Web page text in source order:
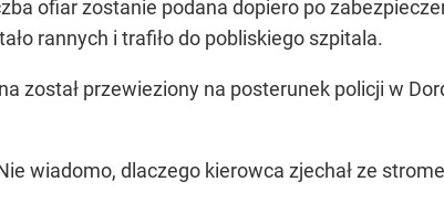
ofiar zostanie podana dopiero po
rannych i trafiło do pobliskiego szpitala.
został przewieziony na posterunek policji w
wiadomo, dlaczego kierowca zjechał ze